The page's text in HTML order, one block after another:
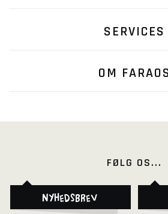
SERVICES
OM
FØLG OS...
Nyhedsbrev